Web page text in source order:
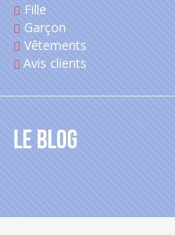
Fille
Garçon
Vêtements
Avis clients
Le blog